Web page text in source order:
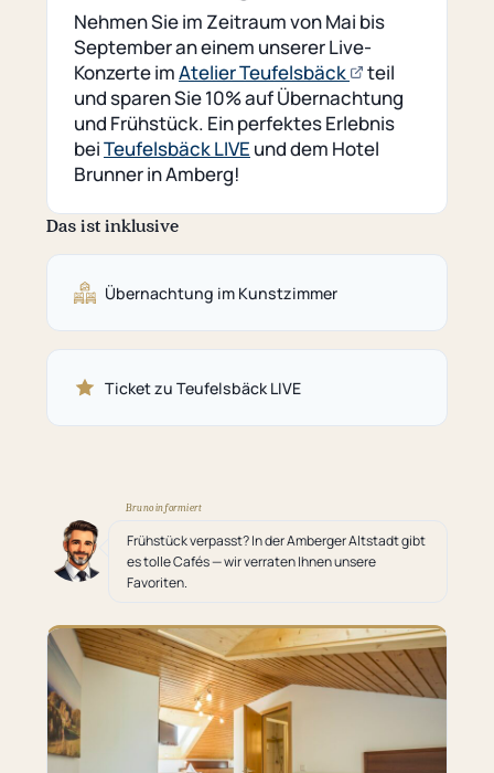
Nehmen Sie im Zeitraum von Mai bis
September an einem unserer Live-
Konzerte imAtelier Teufelsbäck
(öffnet
externe
Seite)
teil
und sparen Sie 10% auf Übernachtung
und Frühstück. Ein perfektes Erlebnis
beiTeufelsbäck LIVE und dem Hotel
Brunner in Amberg!
Das ist inklusive
Übernachtung im Kunstzimmer
Ticket zu Teufelsbäck LIVE
Bruno informiert
Frühstück verpasst? In der Amberger Altstadt gibt
es tolle Cafés — wir verraten Ihnen unsere
Favoriten.